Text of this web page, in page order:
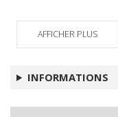
AFFICHER PLUS
INFORMATIONS